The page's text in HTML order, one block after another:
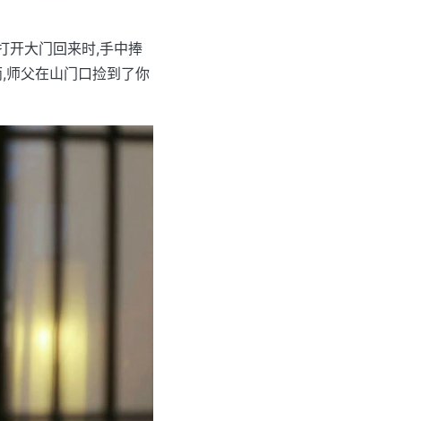
开大门回来时,手中捧
师父在山门口捡到了你